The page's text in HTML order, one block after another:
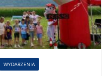
WYDARZENIA